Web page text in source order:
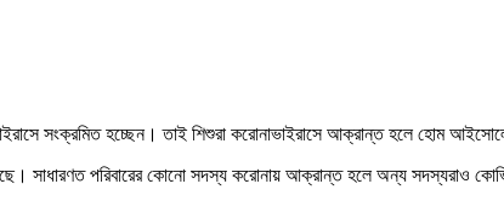
সংক্রমিত হচ্ছেন। তাই শিশুরা করোনাভাইরাসে আক্রান্ত হলে হোম
সাধারণত পরিবারের কোনো সদস্য করোনায় আক্রান্ত হলে অন্য সদস্যরাও